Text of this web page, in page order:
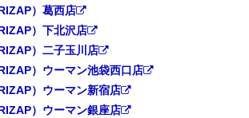
）葛西店
）下北沢店
）二子玉川店
）ウーマン池袋西口店
）ウーマン新宿店
）ウーマン銀座店